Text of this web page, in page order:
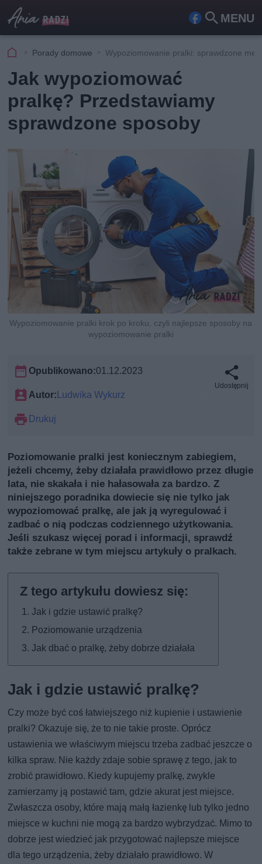
MENU
Fa
ook
Szu
Porady domowe Wypoziomowanie pralki: sprawdzone
Jak wypoziomować
pralkę? Przedstawiamy
sprawdzone sposoby
Wypoziomowanie pralki krok po kroku, czyli najlepsze sposoby na
wypoziomowanie pralki
Opublikowano:01.12.2023
Autor:Ludwika Wykurz
Drukuj
Udostępnij
Poziomowanie pralki jest koniecznym zabiegiem,
jeżeli chcemy, żeby działała prawidłowo przez długie
lata, nie skakała i nie hałasowała za bardzo. Z
niniejszego poradnika dowiecie się nie tylko jak
wypoziomować pralkę, ale jak ją wyregulować i
zadbać o nią podczas codziennego użytkowania.
Jeśli szukasz więcej porad i informacji, sprawdź
także zebrane w tym miejscu artykuły o pralkach.
Jak i gdzie ustawić pralkę?
Poziomowanie urządzenia
Jak dbać o pralkę, żeby dobrze działała
Jak i gdzie ustawić pralkę?
Czy może być coś łatwiejszego niż kupienie i ustawienie
pralki? Okazuje się, że to nie takie proste. Oprócz
ustawienia we właściwym miejscu trzeba zadbać jeszcze o
kilka spraw. Nie każdy zdaje sobie sprawę z tego, jak to
zrobić prawidłowo. Kiedy kupujemy pralkę, zwykle
zamierzamy ją postawić tam, gdzie akurat jest miejsce.
Zwłaszcza osoby, które mają małą łazienkę lub tylko jedno
miejsce w kuchni nie mogą za bardzo wybrzydzać. Mimo to
dobrze jest wiedzieć jak przygotować najlepsze miejsce
dla tego urządzenia, żeby działało prawidłowo. W